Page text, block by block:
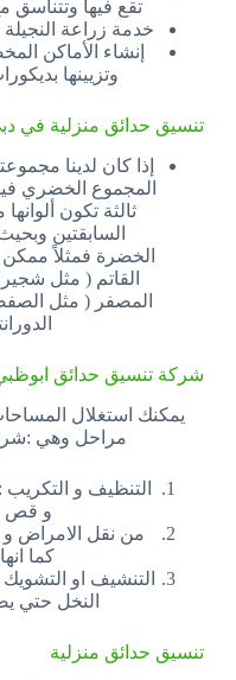
تقع فيها وتتناسق
خدمة زراعة النجيلة
إنشاء الأماكن
وتزيينها
تنسيق حدائق منزلية في
إذا كان لدينا
المجموع الخضري
ثالثة تكون
السابقتين
الخضرة فمثلاً
القاتم ( مثل
المصفر ( مثل
شركة تنسيق حدائق
يمكنك استغلال
مراحل وهي
التنظيف و
و قص
من نقل الامراض
كما
التنشيف او
النخل حتي
تنسيق حدائق منزلية